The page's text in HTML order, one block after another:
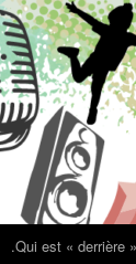
.Qui est « derrière